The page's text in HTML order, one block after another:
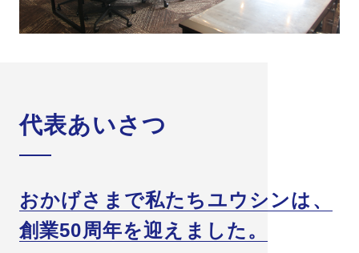
代表あいさつ
おかげさまで私たちユウシンは、
創業50周年を迎えました。